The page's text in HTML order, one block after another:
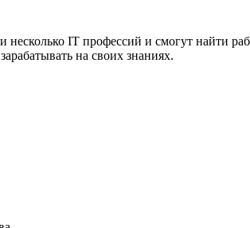
IT профессий и смогут найти
на своих знаниях.